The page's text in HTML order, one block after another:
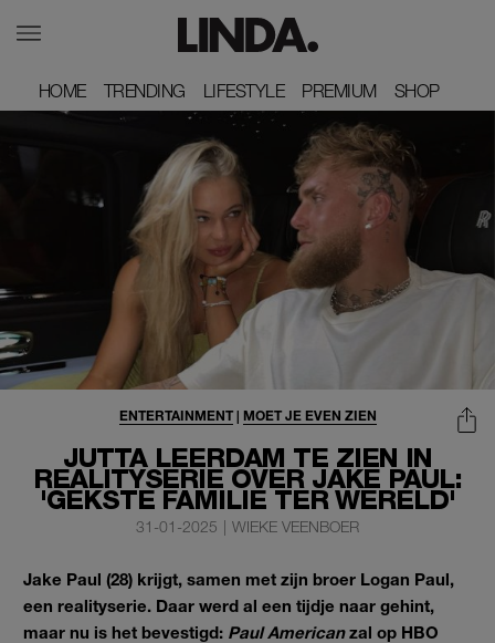
HOME
HOME TRENDING
TRENDING LIFESTYLE
LIFESTYLE PREMIUM
PREMIUM SHOP
SHOP
JUTTA LEERDAM TE ZIEN IN
REALITYSERIE OVER JAKE PAUL:
'GEKSTE FAMILIE TER WERELD'
ENTERTAINMENT| MOET JE EVEN ZIEN
31-01-2025 | WIEKE VEENBOER
Jake Paul (28) krijgt, samen met zijn broer Logan Paul,
een realityserie. Daar werd al een tijdje naar gehint,
maar nu is het bevestigd: Paul Americanzal op HBO